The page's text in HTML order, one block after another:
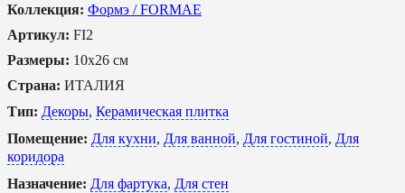
Коллекция: Формэ / FORMAE
Артикул: FI2
Размеры: 10x26 см
Страна: ИТАЛИЯ
Тип: Декоры, Керамическая плитка
Помещение: Для кухни, Для ванной, Для гостиной, Для
коридора
Назначение: Для фартука, Для стен